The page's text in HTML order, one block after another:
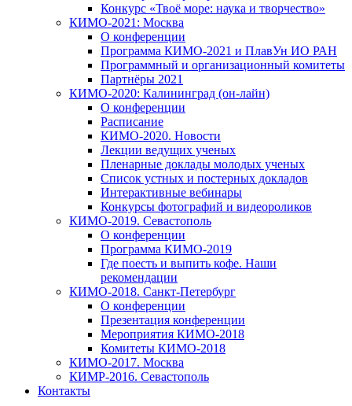
Конкурс «Твоё море: наука и творчество»
КИМО-2021: Москва
О конференции
Программа КИМО-2021 и ПлавУн ИО РАН
Программный и организационный комитеты
Партнёры 2021
КИМО-2020: Калининград (он-лайн)
О конференции
Расписание
КИМО-2020. Новости
Лекции ведущих ученых
Пленарные доклады молодых ученых
Список устных и постерных докладов
Интерактивные вебинары
Конкурсы фотографий и видеороликов
КИМО-2019. Севастополь
О конференции
Программа КИМО-2019
Где поесть и выпить кофе. Наши
рекомендации
КИМО-2018. Санкт-Петербург
О конференции
Презентация конференции
Мероприятия КИМО-2018
Комитеты КИМО-2018
КИМО-2017. Москва
КИМР-2016. Севастополь
Контакты